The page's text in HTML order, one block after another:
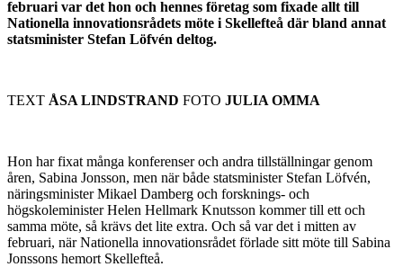
februari var det hon och hennes företag som fixade allt till
Nationella innovationsrådets möte i Skellefteå där bland annat
statsminister Stefan Löfvén deltog.
TEXT ÅSA LINDSTRAND FOTO JULIA OMMA
Hon har fixat många konferenser och andra tillställningar genom
åren, Sabina Jonsson, men när både statsminister Stefan Löfvén,
näringsminister Mikael Damberg och forsknings- och
högskoleminister Helen Hellmark Knutsson kommer till ett och
samma möte, så krävs det lite extra. Och så var det i mitten av
februari, när Nationella innovationsrådet förlade sitt möte till Sabina
Jonssons hemort Skellefteå.